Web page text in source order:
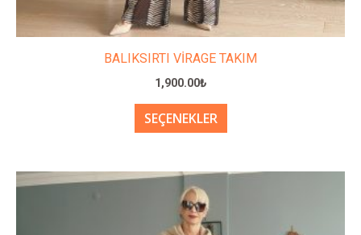
BALIKSIRTI VİRAGE TAKIM
1,900.00₺
SEÇENEKLER